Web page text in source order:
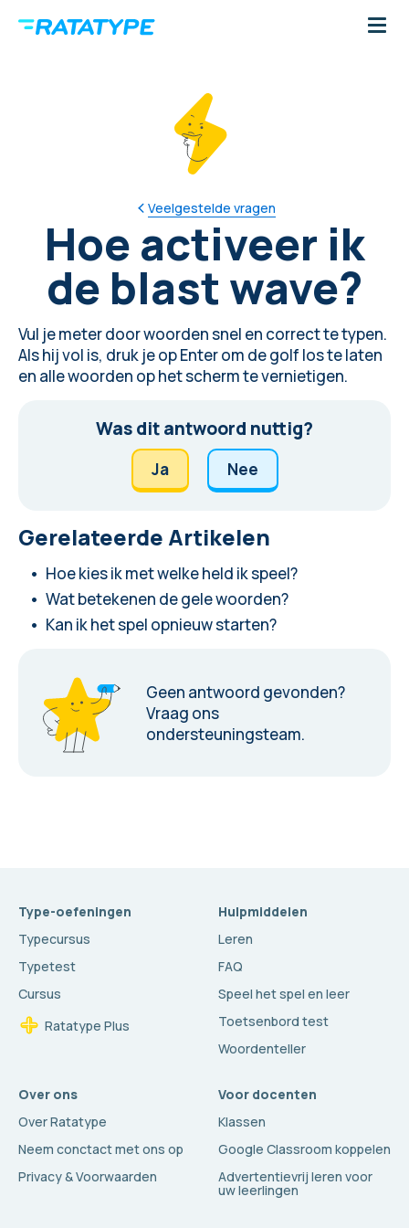
Veelgestelde vragen
Hoe activeer ik
de blast wave?
Vul je meter door woorden snel en correct te typen.
Als hij vol is, druk je op Enter om de golf los te laten
en alle woorden op het scherm te vernietigen.
Was dit antwoord nuttig?
Ja Nee
Gerelateerde Artikelen
Hoe kies ik met welke held ik speel?
Wat betekenen de gele woorden?
Kan ik het spel opnieuw starten?
Geen antwoord gevonden?
Vraag ons
ondersteuningsteam.
Type-oefeningen
Typecursus
Typetest
Cursus
Ratatype Plus
Hulpmiddelen
Leren
FAQ
Speel het spel en leer
Toetsenbord test
Woordenteller
Over ons
Over Ratatype
Neem conctact met ons op
Privacy & Voorwaarden
Voor docenten
Klassen
Google Classroom koppelen
Advertentievrij leren voor
uw leerlingen